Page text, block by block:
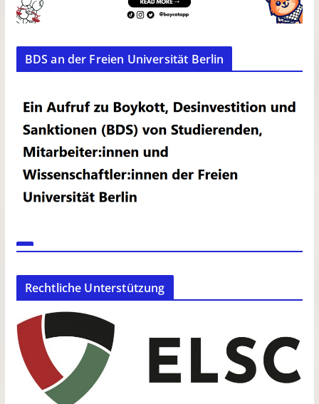
BDS an der Freien Universität Berlin
Rechtliche Unterstützung